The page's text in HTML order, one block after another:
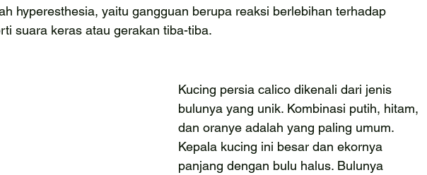
hyperesthesia, yaitu gangguan berupa reaksi berlebihan terhadap
suara keras atau gerakan tiba-tiba.
Kucing persia calico dikenali dari jenis
bulunya yang unik. Kombinasi putih, hitam,
dan oranye adalah yang paling umum.
Kepala kucing ini besar dan ekornya
panjang dengan bulu halus. Bulunya